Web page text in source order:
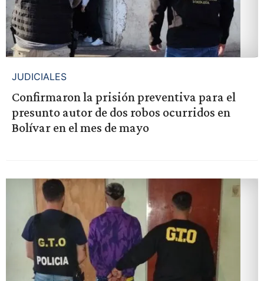
JUDICIALES
Confirmaron la prisión preventiva para el
presunto autor de dos robos ocurridos en
Bolívar en el mes de mayo